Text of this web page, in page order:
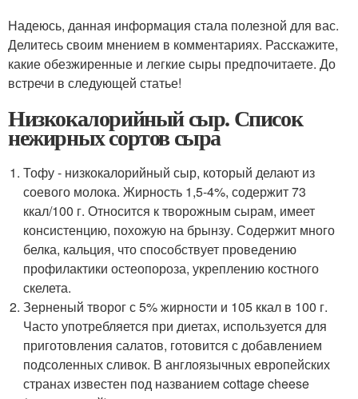
Надеюсь, данная информация стала полезной для вас.
Делитесь своим мнением в комментариях. Расскажите,
какие обезжиренные и легкие сыры предпочитаете. До
встречи в следующей статье!
Низкокалорийный сыр. Список
нежирных сортов сыра
Тофу - низкокалорийный сыр, который делают из
соевого молока. Жирность 1,5-4%, содержит 73
ккал/100 г. Относится к творожным сырам, имеет
консистенцию, похожую на брынзу. Содержит много
белка, кальция, что способствует проведению
профилактики остеопороза, укреплению костного
скелета.
Зерненый творог с 5% жирности и 105 ккал в 100 г.
Часто употребляется при диетах, используется для
приготовления салатов, готовится с добавлением
подсоленных сливок. В англоязычных европейских
странах известен под названием cottage cheese